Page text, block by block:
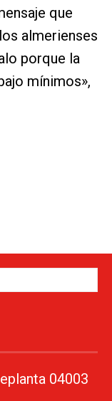
que
almerienses
porque la
mínimos»,
04003